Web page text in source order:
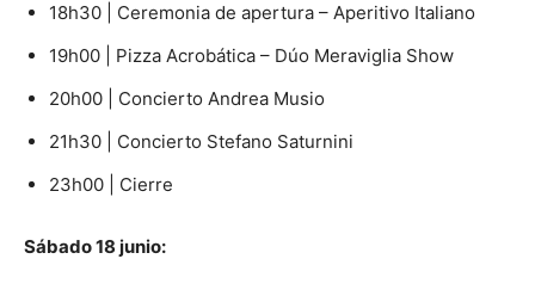
18h30 | Ceremonia de apertura – Aperitivo Italiano
19h00 | Pizza Acrobática – Dúo Meraviglia Show
20h00 | Concierto Andrea Musio
21h30 | Concierto Stefano Saturnini
23h00 | Cierre
Sábado 18 junio: